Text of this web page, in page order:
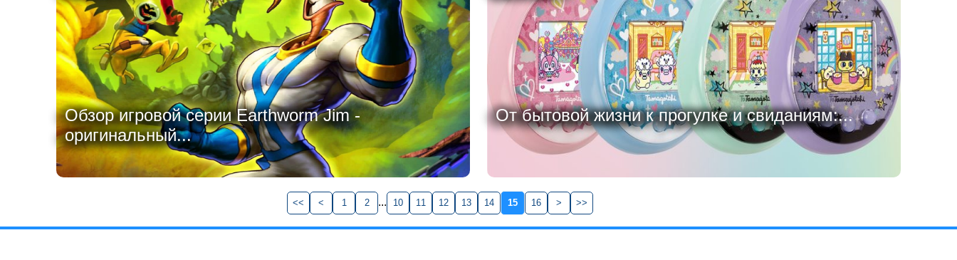
Обзор игровой серии Earthworm Jim -
оригинальный...
От бытовой жизни к прогулке и свиданиям:...
<< < 1 2 ... 10 11 12 13 14 15 16 > >>